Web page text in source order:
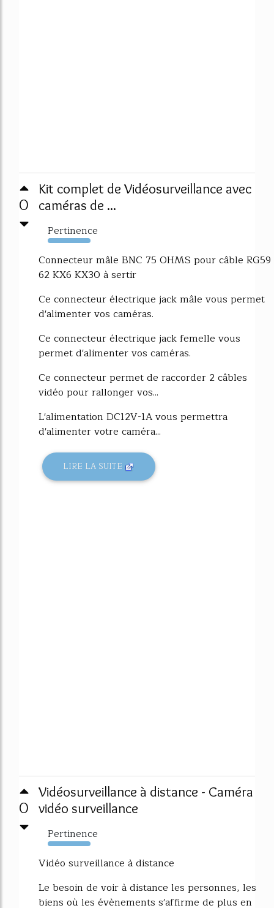
0
Kit complet de Vidéosurveillance avec
caméras de ...
Pertinence
7899%
Connecteur mâle BNC 75 OHMS pour câble RG59
62 KX6 KX30 à sertir
Ce connecteur électrique jack mâle vous permet
d'alimenter vos caméras.
Ce connecteur électrique jack femelle vous
permet d'alimenter vos caméras.
Ce connecteur permet de raccorder 2 câbles
vidéo pour rallonger vos...
L'alimentation DC12V-1A vous permettra
d'alimenter votre caméra...
LIRE LA SUITE
0
Vidéosurveillance à distance - Caméra
vidéo surveillance
Pertinence
5465%
Vidéo surveillance à distance
Le besoin de voir à distance les personnes, les
biens où les évènements s'affirme de plus en